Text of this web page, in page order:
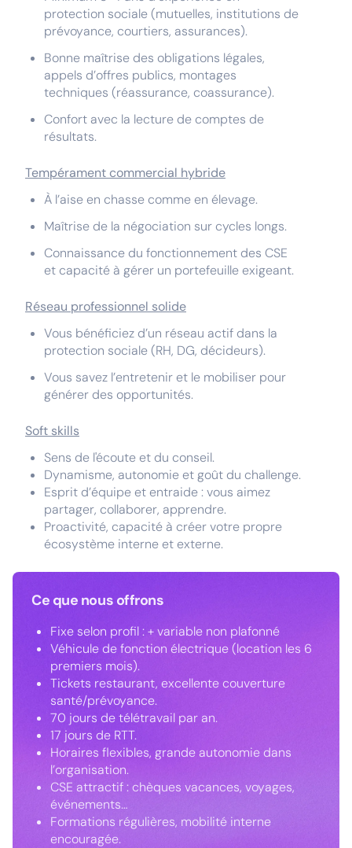
protection sociale (mutuelles, institutions de
prévoyance, courtiers, assurances).
Bonne maîtrise des obligations légales,
appels d’offres publics, montages
techniques (réassurance, coassurance).
Confort avec la lecture de comptes de
résultats.
Tempérament commercial hybride
À l’aise en chasse comme en élevage.
Maîtrise de la négociation sur cycles longs.
Connaissance du fonctionnement des CSE
et capacité à gérer un portefeuille exigeant.
Réseau professionnel solide
Vous bénéficiez d’un réseau actif dans la
protection sociale (RH, DG, décideurs).
Vous savez l’entretenir et le mobiliser pour
générer des opportunités.
Soft skills
Sens de l'écoute et du conseil.
Dynamisme, autonomie et goût du challenge.
Esprit d’équipe et entraide : vous aimez
partager, collaborer, apprendre.
Proactivité, capacité à créer votre propre
écosystème interne et externe.
Ce que nous offrons
Fixe selon profil : + variable non plafonné
Véhicule de fonction électrique (location les 6
premiers mois).
Tickets restaurant, excellente couverture
santé/prévoyance.
70 jours de télétravail par an.
17 jours de RTT.
Horaires flexibles, grande autonomie dans
l’organisation.
CSE attractif : chèques vacances, voyages,
événements…
Formations régulières, mobilité interne
encouragée.